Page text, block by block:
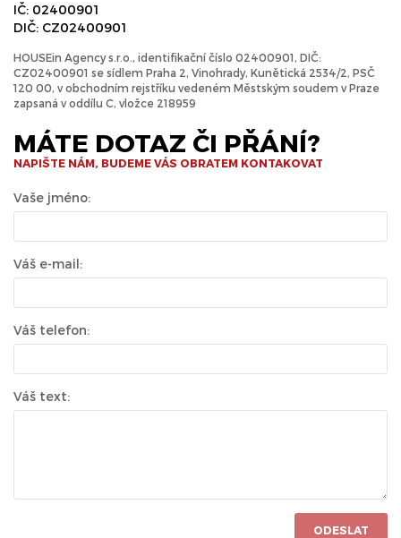
IČ: 02400901
DIČ: CZ02400901
HOUSEin Agency s.r.o., identifikační číslo 02400901, DIČ:
CZ02400901 se sídlem Praha 2, Vinohrady, Kunětická 2534/2, PSČ
120 00, v obchodním rejstříku vedeném Městským soudem v Praze
zapsaná v oddílu C, vložce 218959
MÁTE DOTAZ ČI PŘÁNÍ?
NAPIŠTE NÁM, BUDEME VÁS OBRATEM KONTAKOVAT
Vaše jméno:
Váš e-mail:
Váš telefon:
Váš text:
ODESLAT